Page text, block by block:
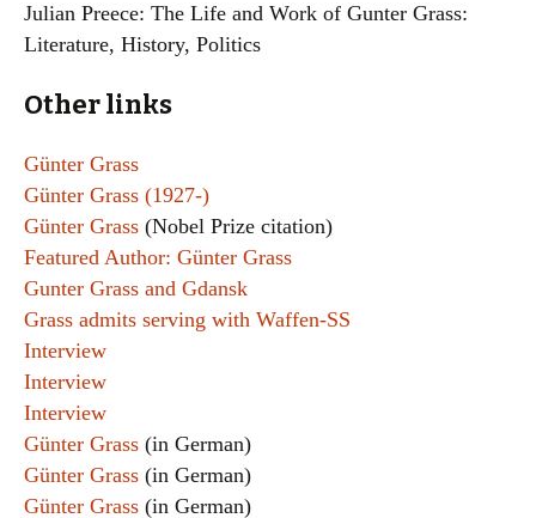
Julian Preece: The Life and Work of Gunter Grass:
Literature, History, Politics
Other links
Günter Grass
Günter Grass (1927-)
Günter Grass (Nobel Prize citation)
Featured Author: Günter Grass
Gunter Grass and Gdansk
Grass admits serving with Waffen-SS
Interview
Interview
Interview
Günter Grass (in German)
Günter Grass (in German)
Günter Grass (in German)